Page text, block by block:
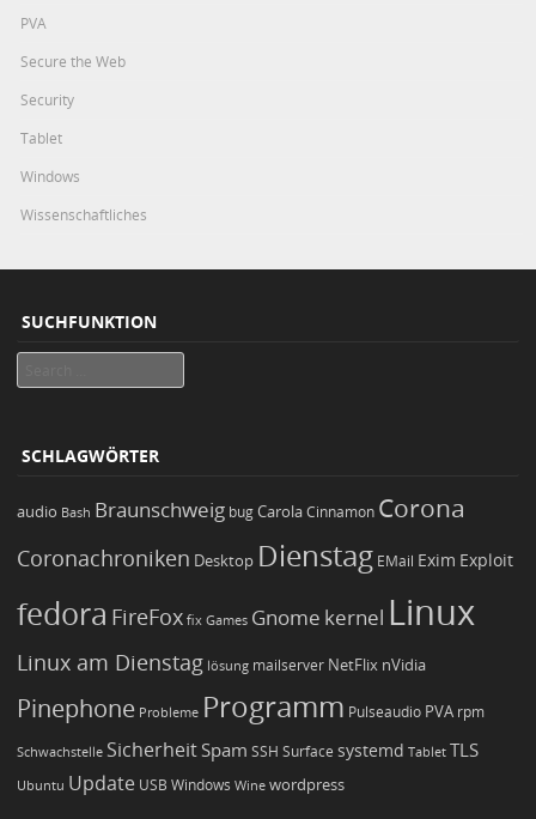
PVA
Secure the Web
Security
Tablet
Windows
Wissenschaftliches
SUCHFUNKTION
SCHLAGWÖRTER
audio Bash Braunschweig bugCarola Cinnamon Corona
Coronachroniken Desktop Dienstag EMail Exim Exploit
fedora FireFox fix Games Gnome kernel Linux
Linux am Dienstag lösung mailserver NetFlix nVidia
Pinephone Probleme Programm Pulseaudio PVA rpm
Schwachstelle Sicherheit Spam SSH Surface systemd Tablet TLS
Ubuntu Update USB Windows Wine wordpress